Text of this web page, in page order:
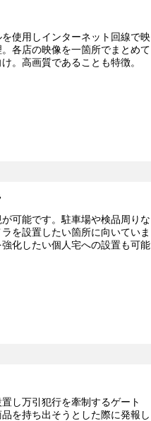
を使用しインターネット回線で映
各店の映像を一箇所でまとめて
。高画質であることも特徴。
可能です。駐車場や検品周りな
を設置したい箇所に向いていま
化したい個人宅への設置も可能
し万引犯行を牽制するゲート
を持ち出そうとした際に発報し